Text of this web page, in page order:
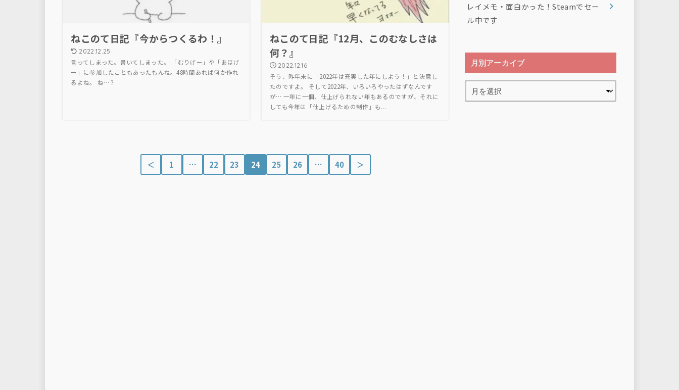
ねこのて日記『今からつくるわ！』
2022.12.25
言ってしまった。書いてしまった。 「むりげー」や「あほげ
ー」に参加したこともあったもんね。48時間あれば何か作れ
るよね。 ね…？
ねこのて日記『12月、このむなしさは
何？』
2022.12.16
そう、昨年末に「2022年は充実した年にしよう！」と決意し
たのですよ。 そして2022年、いろいろやったはずなんです
が… 一年に一個、仕上げられない年もあるのですが、それに
しても今年は「仕上げるための制作」も...
＜ 1 … 22 23 24 25 26 … 40 ＞
レイメモ・面白かった！Steamでセー
ル中です
月別アーカイブ